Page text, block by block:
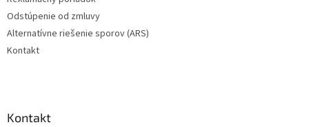
Odstúpenie od zmluvy
Alternatívne riešenie sporov (ARS)
Kontakt
Kontakt